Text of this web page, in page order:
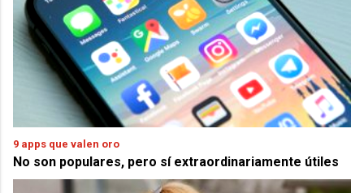
9 apps que valen oro
No son populares, pero sí extraordinariamente útiles